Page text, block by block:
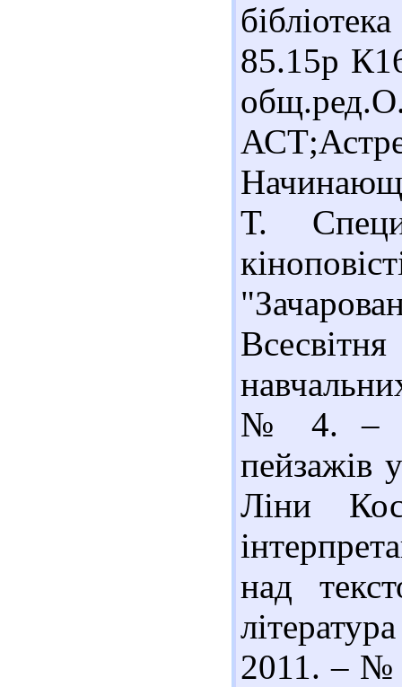
85.15р
Т.
№ 4. –
пейзажів
Ліни
над
2011. – №